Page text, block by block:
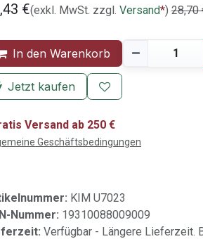
€(exkl. MwSt. zzgl. Versand*) 28,70
In den Warenkorb
Jetzt kaufen
Versand ab 250 €
Geschäftsbedingungen
KIM U7023
Nummer: 19310088009009
Verfügbar - Längere Lieferzeit.